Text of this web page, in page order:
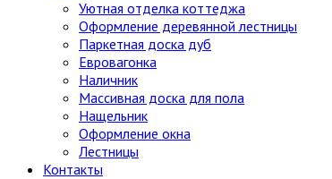
Уютная отделка коттеджа
Оформление деревянной лестницы
Паркетная доска дуб
Евровагонка
Наличник
Массивная доска для пола
Нащельник
Оформление окна
Лестницы
Контакты